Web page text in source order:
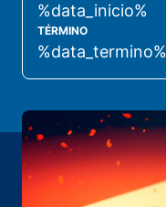
%data_inicio%
TÉRMINO
%data_termino%